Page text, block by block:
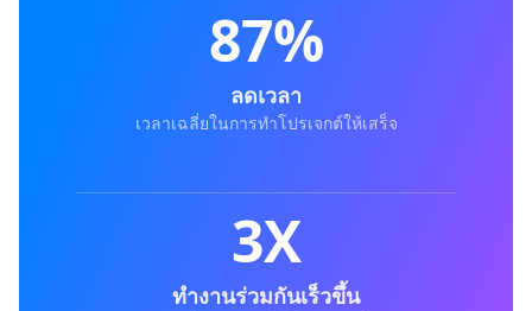
87%
ลดเวลา
เวลาเฉลี่ยในการทำโปรเจกต์ให้เสร็จ
3X
ทำงานร่วมกันเร็วขึ้น